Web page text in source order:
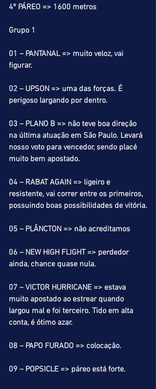
4º PÁREO => 1600 metros
Grupo 1
01 – PANTANAL => muito veloz, vai
figurar.
02 – UPSON => uma das forças. É
perigoso largando por dentro.
03 – PLANO B => não teve boa direção
na última atuação em São Paulo. Levará
nosso voto para vencedor, sendo placé
muito bem apostado.
04 – RABAT AGAIN => ligeiro e
resistente, vai correr entre os primeiros,
possuindo boas possibilidades de vitória.
05 – PLÂNCTON => não acreditamos
06 – NEW HIGH FLIGHT => perdedor
ainda, chance quase nula.
07 – VICTOR HURRICANE => estava
muito apostado ao estrear quando
largou mal e foi terceiro. Tido em alta
conta, é ótimo azar.
08 – PAPO FURADO => colocação.
09 – POPSICLE => páreo está forte.